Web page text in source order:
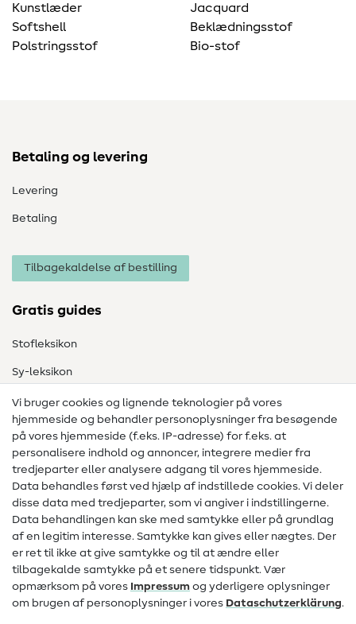
Kunstlæder
Softshell
Polstringsstof
Jacquard
Beklædningsstof
Bio-stof
Betaling og levering
Levering
Betaling
Tilbagekaldelse af bestilling
Gratis guides
Stofleksikon
Sy-leksikon
Syvejledninger
Hjælp & kontakt
Kontakt
Information om ændring af operatør
FAQ
Fortrydelsesret
Populært
Vi bruger cookies og lignende teknologier på vores
hjemmeside og behandler personoplysninger fra besøgende
på vores hjemmeside (f.eks. IP-adresse) for f.eks. at
personalisere indhold og annoncer, integrere medier fra
tredjeparter eller analysere adgang til vores hjemmeside.
Data behandles først ved hjælp af indstillede cookies. Vi deler
disse data med tredjeparter, som vi angiver i indstillingerne.
Data behandlingen kan ske med samtykke eller på grundlag
af en legitim interesse. Samtykke kan gives eller nægtes. Der
er ret til ikke at give samtykke og til at ændre eller
tilbagekalde samtykke på et senere tidspunkt. Vær
opmærksom på vores Impressum og yderligere oplysninger
om brugen af personoplysninger i vores Data­schutz­erklärung.